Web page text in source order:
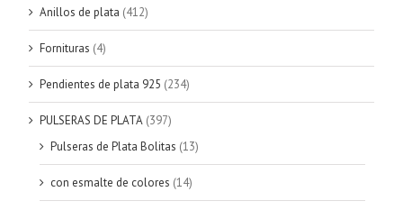
Anillos de plata (412)
Fornituras (4)
Pendientes de plata 925 (234)
PULSERAS DE PLATA (397)
Pulseras de Plata Bolitas (13)
con esmalte de colores (14)